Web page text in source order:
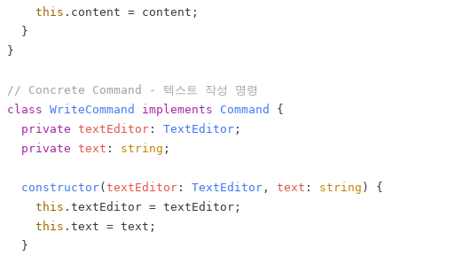
this . content = content;
  }
}
// Concrete Command - 텍스트 작성 명령
class WriteCommand implements Command
{
private textEditor : TextEditor ;
private text : string ;
constructor( textEditor : TextEditor , text : string ) {
this . textEditor = textEditor;
this . text = text;
  }